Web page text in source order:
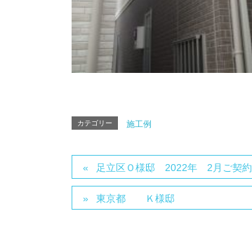
カテゴリー 施工例
足立区Ｏ様邸 2022年 2月ご契約
東京都 Ｋ様邸